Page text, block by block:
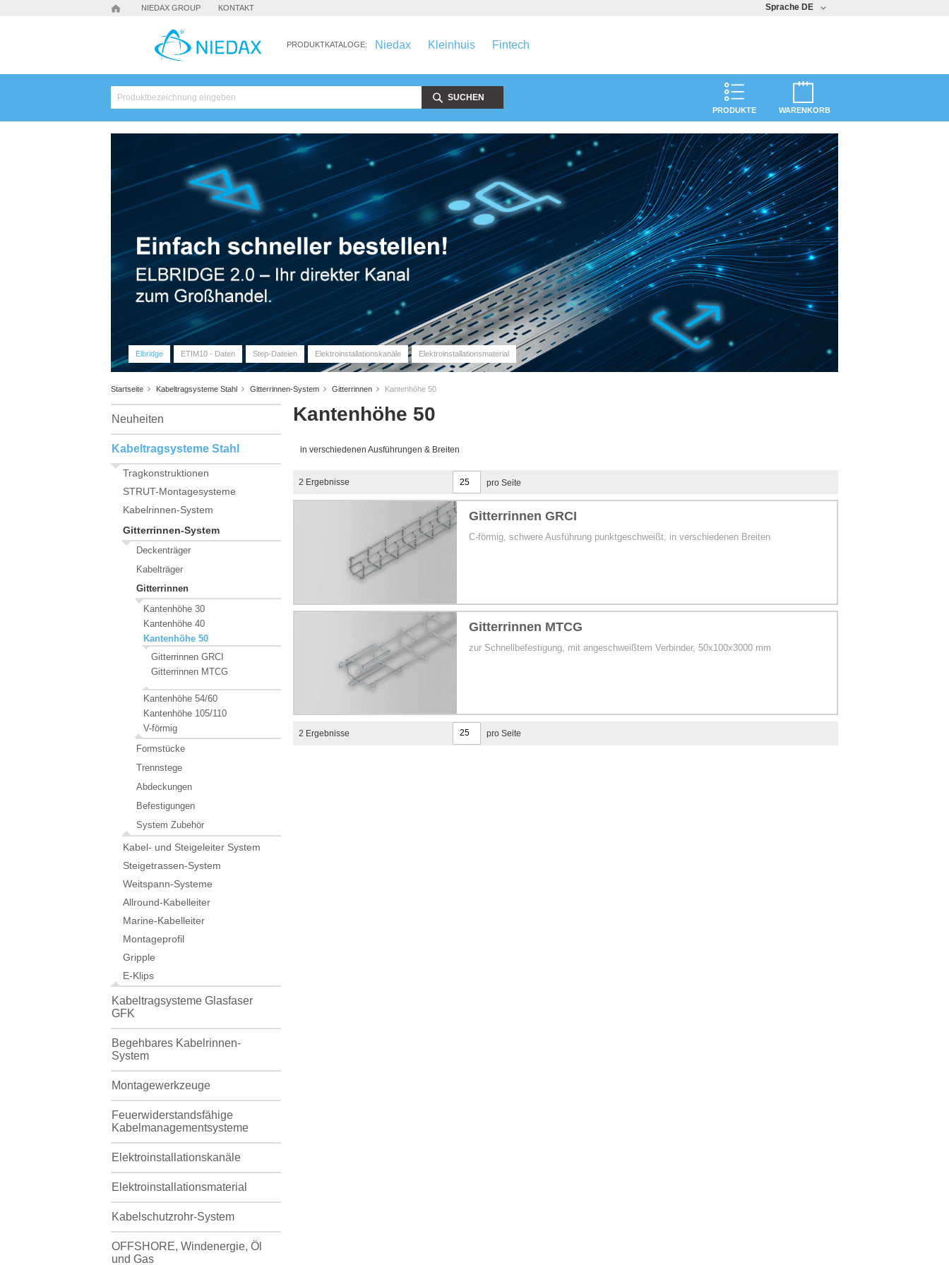
NIEDAX GROUP KONTAKT Sprache DE
PRODUKTKATALOGE: Niedax Kleinhuis Fintech
WARENKORB
PRODUKTE
SUCHEN
Elbridge ETIM10 - Daten Step-Dateien Elektroinstallationskanäle Elektroinstallationsmaterial
Startseite Kabeltragsysteme Stahl Gitterrinnen-System Gitterrinnen Kantenhöhe 50
Kantenhöhe 50
in verschiedenen Ausführungen & Breiten
2 Ergebnisse pro Seite
Gitterrinnen GRCI
C-förmig, schwere Ausführung punktgeschweißt, in verschiedenen Breiten
Gitterrinnen MTCG
zur Schnellbefestigung, mit angeschweißtem Verbinder, 50x100x3000 mm
2 Ergebnisse pro Seite
Neuheiten
Kabeltragsysteme Stahl
Tragkonstruktionen
STRUT-Montagesysteme
Kabelrinnen-System
Gitterrinnen-System
Deckenträger
Kabelträger
Gitterrinnen
Kantenhöhe 30
Kantenhöhe 40
Kantenhöhe 50
Gitterrinnen GRCI
Gitterrinnen MTCG
Kantenhöhe 54/60
Kantenhöhe 105/110
V-förmig
Formstücke
Trennstege
Abdeckungen
Befestigungen
System Zubehör
Kabel- und Steigeleiter System
Steigetrassen-System
Weitspann-Systeme
Allround-Kabelleiter
Marine-Kabelleiter
Montageprofil
Gripple
E-Klips
Kabeltragsysteme Glasfaser
GFK
Begehbares Kabelrinnen-
System
Montagewerkzeuge
Feuerwiderstandsfähige
Kabelmanagementsysteme
Elektroinstallationskanäle
Elektroinstallationsmaterial
Kabelschutzrohr-System
OFFSHORE, Windenergie, Öl
und Gas